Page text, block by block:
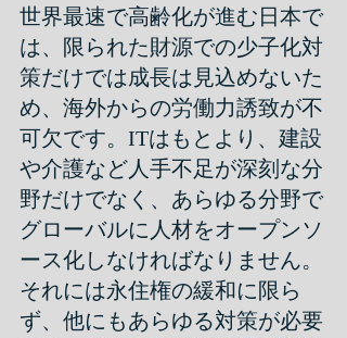
世界最速で高齢化が進む日本で
は、限られた財源での少子化対
策だけでは成長は見込めないた
め、海外からの労働力誘致が不
可欠です。ITはもとより、建設
や介護など人手不足が深刻な分
野だけでなく、あらゆる分野で
グローバルに人材をオープンソ
ース化しなければなりません。
それには永住権の緩和に限ら
ず、他にもあらゆる対策が必要